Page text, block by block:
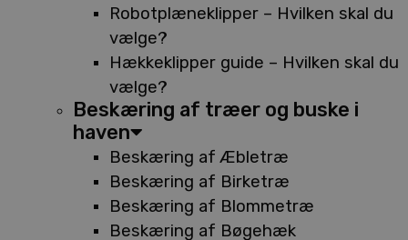
Robotplæneklipper – Hvilken skal du
vælge?
Hækkeklipper guide – Hvilken skal du
vælge?
Beskæring af træer og buske i
haven
Beskæring af Æbletræ
Beskæring af Birketræ
Beskæring af Blommetræ
Beskæring af Bøgehæk